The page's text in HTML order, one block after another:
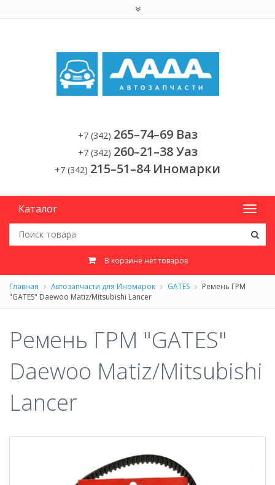
+7 (342) 265–74–69 Ваз
+7 (342) 260–21–38 Уаз
+7 (342) 215–51–84 Иномарки
Каталог
В корзине нет товаров
Главная Автозапчасти для Иномарок GATES
Ремень ГРМ
"GATES" Daewoo Matiz/Mitsubishi Lancer
Ремень ГРМ "GATES"
Daewoo Matiz/Mitsubishi
Lancer